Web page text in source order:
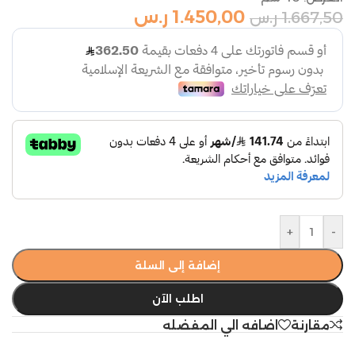
1.667,50 ر.س 1.450,00 ر.س
-
+
إضافة إلى السلة
اطلب الآن
مقارنة اضافه الي المفضله